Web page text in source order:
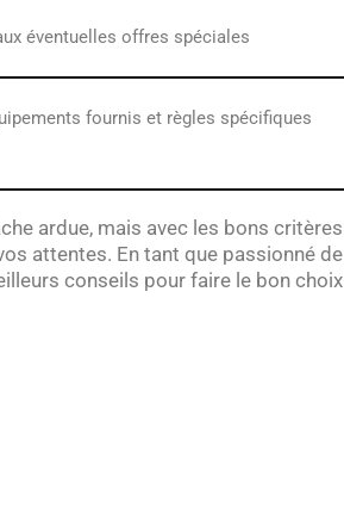
éventuelles offres spéciales
fournis et règles spécifiques
ardue, mais avec les bons critères
attentes. En tant que passionné de
conseils pour faire le bon choix